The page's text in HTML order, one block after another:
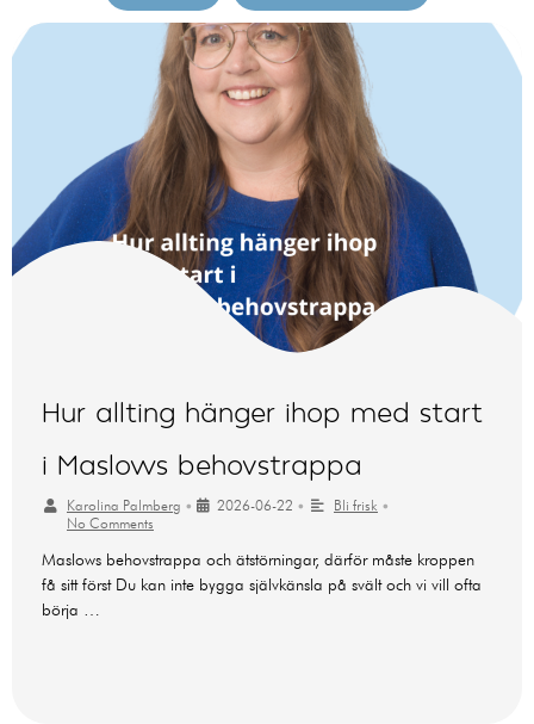
Hur allting hänger ihop med start
i Maslows behovstrappa
Karolina Palmberg • 2026-06-22 • Bli frisk •
No Comments
Maslows behovstrappa och ätstörningar, därför måste kroppen
få sitt först Du kan inte bygga självkänsla på svält och vi vill ofta
börja …